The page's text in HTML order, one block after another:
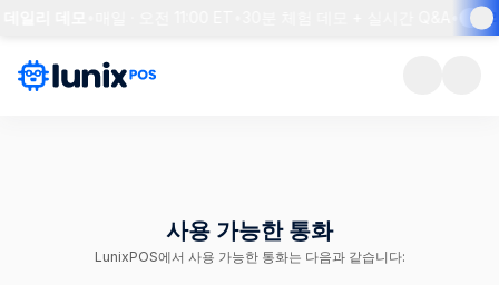
자
사용 가능한 통화
LunixPOS에서 사용 가능한 통화는 다음과 같습니다: